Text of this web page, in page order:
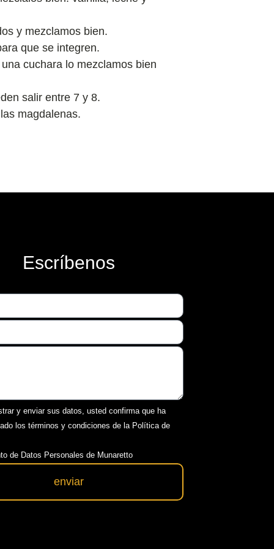
y mezclamos bien.
que se integren.
cuchara lo mezclamos bien
salir entre 7 y 8.
magdalenas.
Escríbenos
y enviar sus datos, usted confirma que ha
los términos y condiciones de la Política de
de Datos Personales de Munaretto
enviar